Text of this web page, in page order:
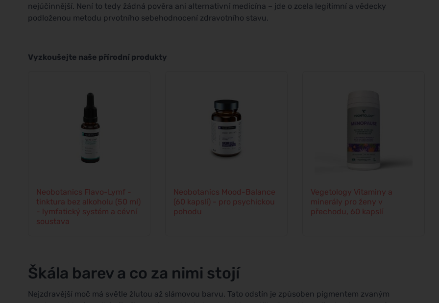
nejúčinnější. Není to tedy žádná pověra ani alternativní medicína – jde o zcela legitimní a vědecky
podloženou metodu prvotního sebehodnocení zdravotního stavu.
Vyzkoušejte naše přírodní produkty
Neobotanics Flavo-Lymf -
tinktura bez alkoholu (50 ml)
- lymfatický systém a cévní
soustava
Neobotanics Mood-Balance
(60 kapslí) - pro psychickou
pohodu
Vegetology Vitaminy a
minerály pro ženy v
přechodu, 60 kapslí
Škála barev a co za nimi stojí
Nejzdravější moč má světle žlutou až slámovou barvu. Tato odstín je způsoben pigmentem zvaným